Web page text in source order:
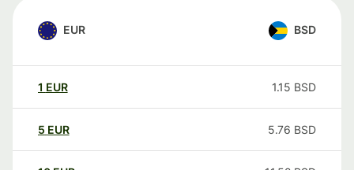
EUR BSD
1 EUR 1.15 BSD
5 EUR 5.76 BSD